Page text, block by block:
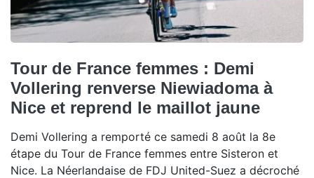
Tour de France femmes : Demi
Vollering renverse Niewiadoma à
Nice et reprend le maillot jaune
Demi Vollering a remporté ce samedi 8 août la 8e
étape du Tour de France femmes entre Sisteron et
Nice. La Néerlandaise de FDJ United-Suez a décroché